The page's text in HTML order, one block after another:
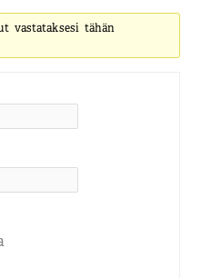
vastataksesi tähän